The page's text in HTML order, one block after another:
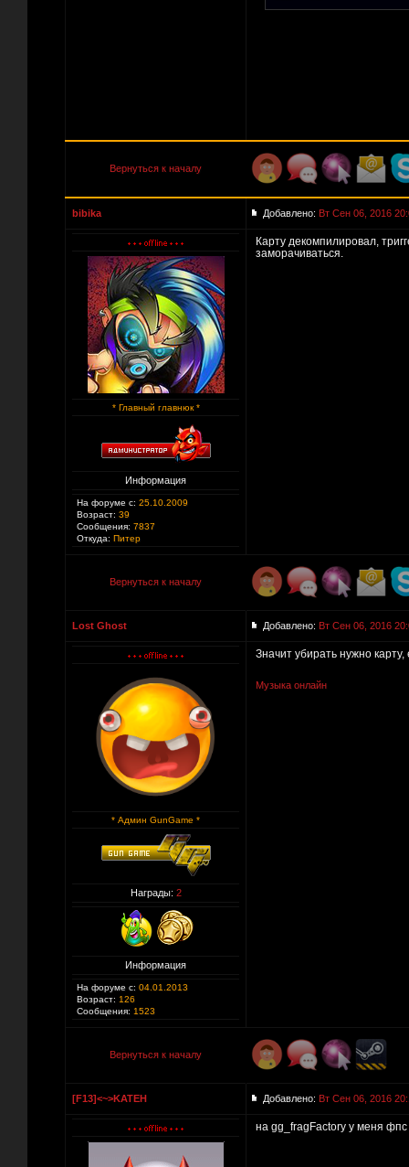
Вернуться к началу
bibika Добавлено: Вт Сен 06, 2016
* Главный главнюк *
Информация
На форуме с: 25.10.2009
Возраст: 39
Сообщения: 7837
Откуда: Питер
Карту декомпилировал,
заморачиваться.
Вернуться к началу
Lost Ghost Добавлено: Вт Сен 06, 2016
* Админ GunGame *
Награды: 2
Информация
На форуме с: 04.01.2013
Возраст: 126
Сообщения: 1523
Значит убирать нужно
Музыка онлайн
Вернуться к началу
[F13]<~>KATEH Добавлено: Вт Сен 06, 2016
на gg_fragFactory у меня